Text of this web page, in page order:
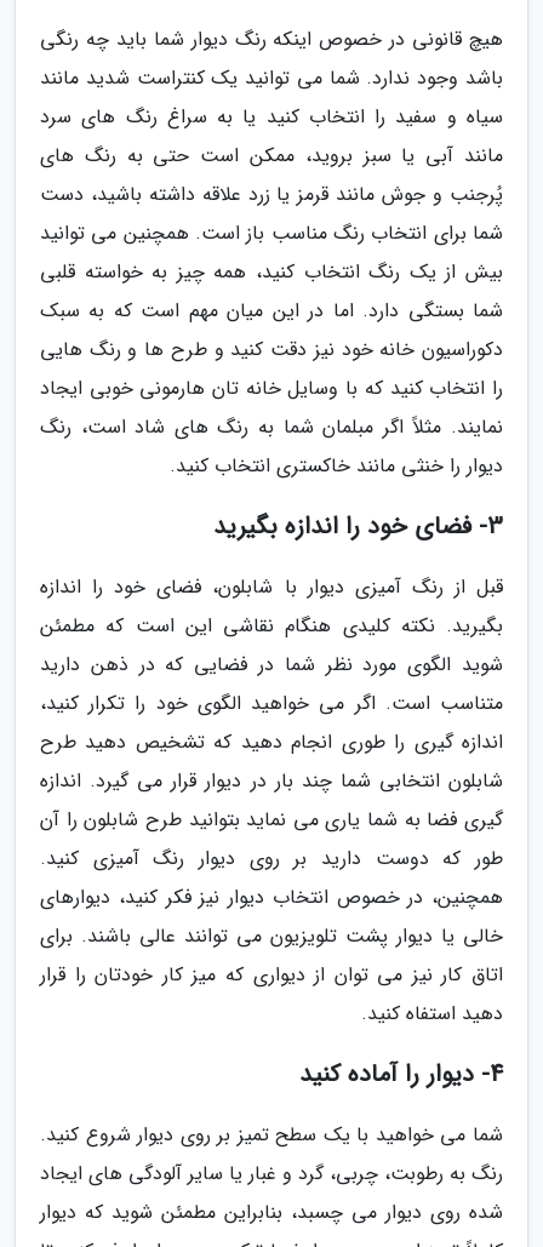
هیچ قانونی در خصوص اینکه رنگ دیوار شما باید چه رنگی
باشد وجود ندارد. شما می توانید یک کنتراست شدید مانند
سیاه و سفید را انتخاب کنید یا به سراغ رنگ های سرد
مانند آبی یا سبز بروید، ممکن است حتی به رنگ های
پُرجنب و جوش مانند قرمز یا زرد علاقه داشته باشید، دست
شما برای انتخاب رنگ مناسب باز است. همچنین می توانید
بیش از یک رنگ انتخاب کنید، همه چیز به خواسته قلبی
شما بستگی دارد. اما در این میان مهم است که به سبک
دکوراسیون خانه خود نیز دقت کنید و طرح ها و رنگ هایی
را انتخاب کنید که با وسایل خانه تان هارمونی خوبی ایجاد
نمایند. مثلاً اگر مبلمان شما به رنگ های شاد است، رنگ
دیوار را خنثی مانند خاکستری انتخاب کنید.
3- فضای خود را اندازه بگیرید
قبل از رنگ آمیزی دیوار با شابلون، فضای خود را اندازه
بگیرید. نکته کلیدی هنگام نقاشی این است که مطمئن
شوید الگوی مورد نظر شما در فضایی که در ذهن دارید
متناسب است. اگر می خواهید الگوی خود را تکرار کنید،
اندازه گیری را طوری انجام دهید که تشخیص دهید طرح
شابلون انتخابی شما چند بار در دیوار قرار می گیرد. اندازه
گیری فضا به شما یاری می نماید بتوانید طرح شابلون را آن
طور که دوست دارید بر روی دیوار رنگ آمیزی کنید.
همچنین، در خصوص انتخاب دیوار نیز فکر کنید، دیوارهای
خالی یا دیوار پشت تلویزیون می توانند عالی باشند. برای
اتاق کار نیز می توان از دیواری که میز کار خودتان را قرار
دهید استفاه کنید.
4- دیوار را آماده کنید
شما می خواهید با یک سطح تمیز بر روی دیوار شروع کنید.
رنگ به رطوبت، چربی، گرد و غبار یا سایر آلودگی های ایجاد
شده روی دیوار می چسبد، بنابراین مطمئن شوید که دیوار